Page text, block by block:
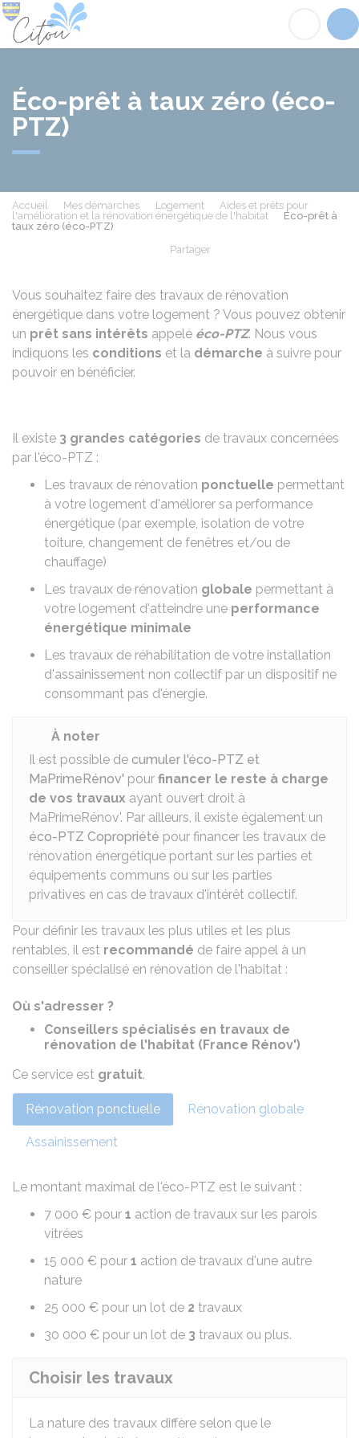
Éco-prêt à taux zéro (éco-
PTZ)
Accueil Mes démarches Logement
Aides et prêts pour
l'amélioration et la rénovation énergétique de l'habitat
Éco-prêt à
taux zéro (éco-PTZ)
Partager
Vous souhaitez faire des travaux de rénovation
énergétique dans votre logement ? Vous pouvez obtenir
un prêt sans intérêts appelé éco-PTZ. Nous vous
indiquons les conditions et la démarche à suivre pour
pouvoir en bénéficier.
Il existe 3 grandes catégories de travaux concernées
par l'éco-PTZ :
Les travaux de rénovation ponctuelle permettant
à votre logement d'améliorer sa performance
énergétique (par exemple, isolation de votre
toiture, changement de fenêtres et/ou de
chauffage)
Les travaux de rénovation globale permettant à
votre logement d'atteindre une performance
énergétique minimale
Les travaux de réhabilitation de votre installation
d'assainissement non collectif par un dispositif ne
consommant pas d'énergie.
À noter
Il est possible de cumuler l'éco-PTZ et
MaPrimeRénov' pour financer le reste à charge
de vos travaux ayant ouvert droit à
MaPrimeRénov'. Par ailleurs, il existe également un
éco-PTZ Copropriété pour financer les travaux de
rénovation énergétique portant sur les parties et
équipements communs ou sur les parties
privatives en cas de travaux d'intérêt collectif.
Pour définir les travaux les plus utiles et les plus
rentables, il est recommandé de faire appel à un
conseiller spécialisé en rénovation de l'habitat :
Où s'adresser ?
Conseillers spécialisés en travaux de
rénovation de l'habitat (France Rénov')
Ce service est gratuit.
Rénovation ponctuelle Rénovation globale
Assainissement
Le montant maximal de l'éco-PTZ est le suivant :
7 000 € pour 1 action de travaux sur les parois
vitrées
15 000 € pour 1 action de travaux d'une autre
nature
25 000 € pour un lot de 2 travaux
30 000 € pour un lot de 3 travaux ou plus.
Choisir les travaux
La nature des travaux diffère selon que le